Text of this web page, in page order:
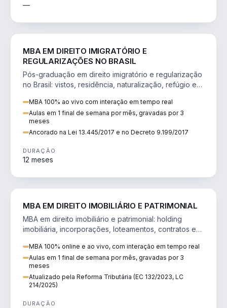
—
MBA EM DIREITO IMIGRATÓRIO E
REGULARIZAÇÕES NO BRASIL
Pós-graduação em direito imigratório e regularização
no Brasil: vistos, residência, naturalização, refúgio e
MBA 100% ao vivo com interação em tempo real
Aulas em 1 final de semana por mês, gravadas por 3
meses
Ancorado na Lei 13.445/2017 e no Decreto 9.199/2017
DURAÇÃO
12 meses
MBA EM DIREITO IMOBILIÁRIO E PATRIMONIAL
MBA em direito imobiliário e patrimonial: holding
imobiliária, incorporações, loteamentos, contratos e
MBA 100% online e ao vivo, com interação em tempo real
Aulas em 1 final de semana por mês, gravadas por 3
meses
Atualizado pela Reforma Tributária (EC 132/2023, LC
214/2025)
DURAÇÃO